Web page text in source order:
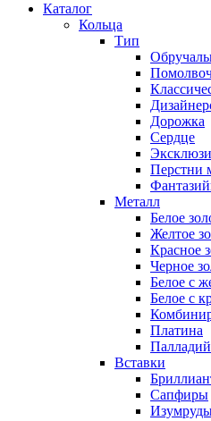
Каталог
Кольца
Тип
Дорожка
Сердце
Перстни
Металл
Белое
Желтое
Красное
Черное
Белое с
Белое с
Платина
Палладий
Вставки
Сапфиры